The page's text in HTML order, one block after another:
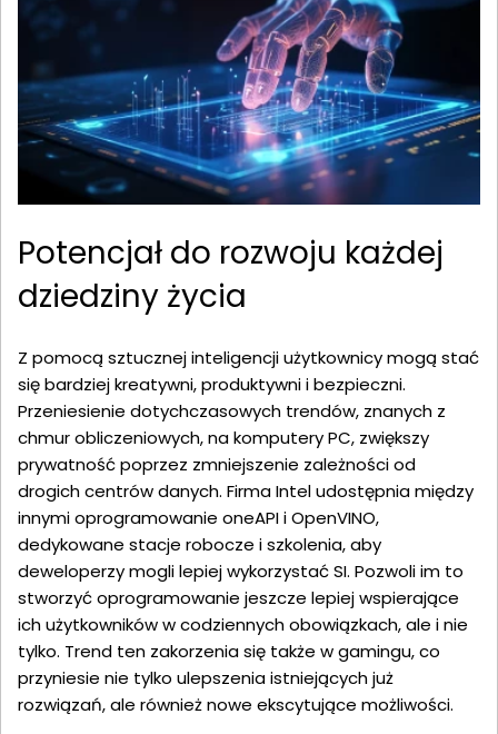
Potencjał do rozwoju każdej
dziedziny życia
Z pomocą sztucznej inteligencji użytkownicy mogą stać
się bardziej kreatywni, produktywni i bezpieczni.
Przeniesienie dotychczasowych trendów, znanych z
chmur obliczeniowych, na komputery PC, zwiększy
prywatność poprzez zmniejszenie zależności od
drogich centrów danych. Firma Intel udostępnia między
innymi oprogramowanie oneAPI i OpenVINO,
dedykowane stacje robocze i szkolenia, aby
deweloperzy mogli lepiej wykorzystać SI. Pozwoli im to
stworzyć oprogramowanie jeszcze lepiej wspierające
ich użytkowników w codziennych obowiązkach, ale i nie
tylko. Trend ten zakorzenia się także w gamingu, co
przyniesie nie tylko ulepszenia istniejących już
rozwiązań, ale również nowe ekscytujące możliwości.